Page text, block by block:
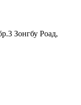
Зонгбу Роад,